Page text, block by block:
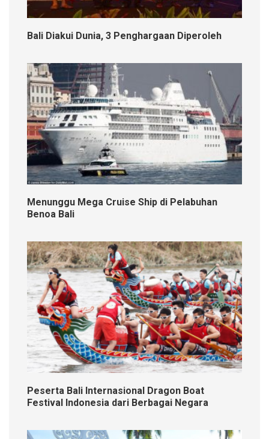
Bali Diakui Dunia, 3 Penghargaan Diperoleh
Menunggu Mega Cruise Ship di Pelabuhan
Benoa Bali
Peserta Bali Internasional Dragon Boat
Festival Indonesia dari Berbagai Negara